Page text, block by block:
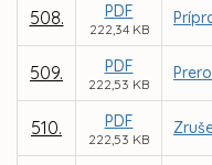
508. PDF
222,34 KB
509. PDF
222,53 KB
510. PDF
222,53 KB